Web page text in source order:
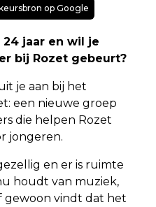
op Google
24 jaar en wil je
bij Rozet gebeurt?
je aan bij het
een nieuwe groep
die helpen Rozet
jongeren.
en er is ruimte
houdt van muziek,
gewoon vindt dat het